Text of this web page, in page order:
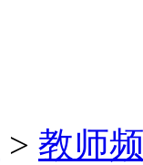
> 教师